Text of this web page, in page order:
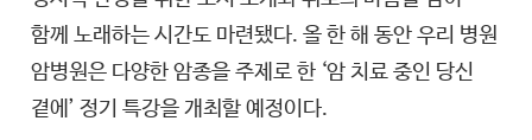
함께 노래하는 시간도 마련됐다. 올 한 해 동안 우리 병원
암병원은 다양한 암종을 주제로 한 ‘암 치료 중인 당신
곁에’ 정기 특강을 개최할 예정이다.